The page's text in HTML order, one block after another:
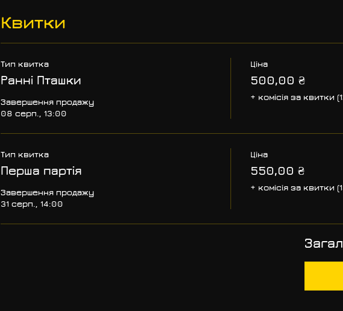
Квитки
Тип квитка
Ранні Пташки
Завершення продажу
08 серп., 13:00
Ціна
500,00 ₴
+ комісія за квитки
Тип квитка
Перша партія
Завершення продажу
31 серп., 14:00
Ціна
550,00 ₴
+ комісія за квитки